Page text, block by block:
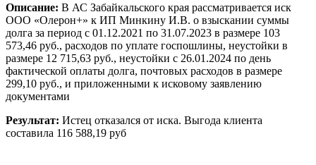
Описание: В АС Забайкальского края рассматривается иск
ООО «Олерон+» к ИП Минкину И.В. о взыскании суммы
долга за период с 01.12.2021 по 31.07.2023 в размере 103
573,46 руб., расходов по уплате госпошлины, неустойки в
размере 12 715,63 руб., неустойки с 26.01.2024 по день
фактической оплаты долга, почтовых расходов в размере
299,10 руб., и приложенными к исковому заявлению
документами
Результат: Истец отказался от иска. Выгода клиента
составила 116 588,19 руб